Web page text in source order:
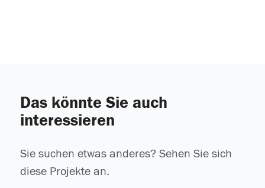
Das könnte Sie auch
interessieren
Sie suchen etwas anderes? Sehen Sie sich
diese Projekte an.